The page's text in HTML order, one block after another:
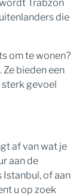
Trabzon
die
om te wonen?
Ze bieden een
gevoel
af van wat je
aan de
of aan
u op zoek